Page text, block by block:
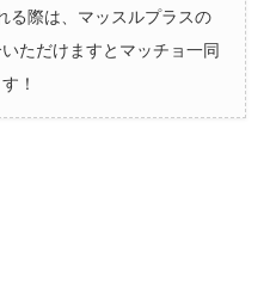
る際は、マッスルプラスの
ただけますとマッチョ一同
！